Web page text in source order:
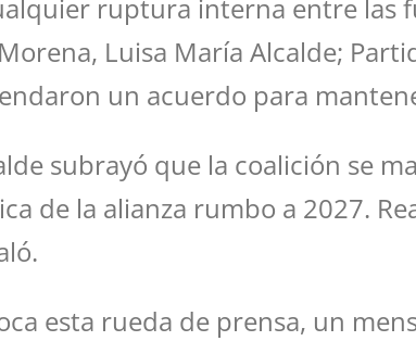
ruptura interna entre las
Luisa María Alcalde;
un acuerdo para
subrayó que la coalición se
de la alianza rumbo a 2027.
esta rueda de prensa, un